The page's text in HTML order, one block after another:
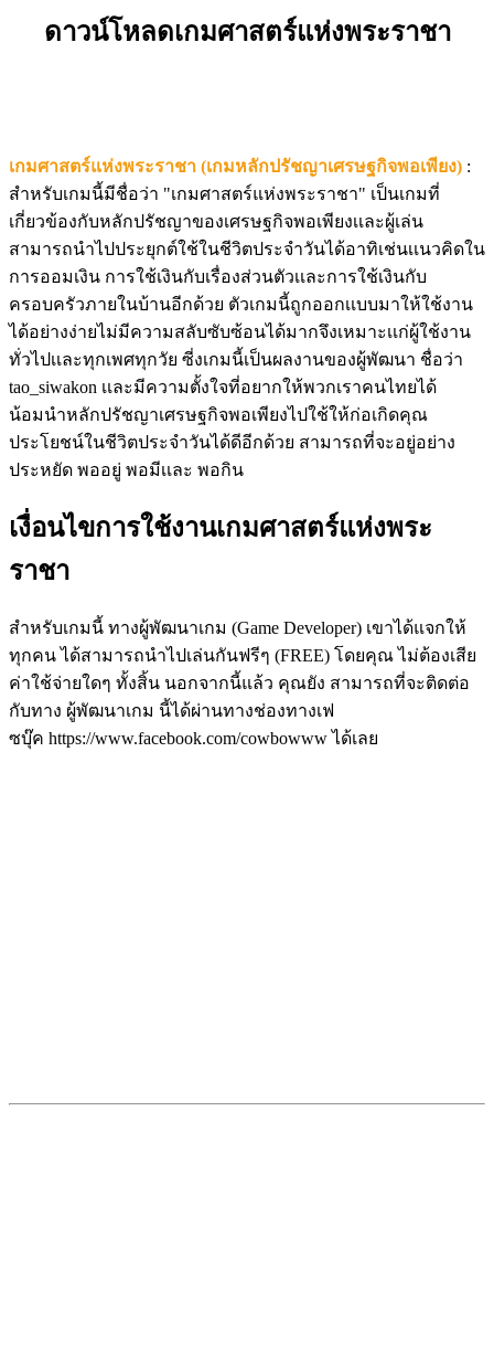
ดาวน์โหลดเกมศาสตร์แห่งพระราชา
เกมศาสตร์แห่งพระราชา (เกมหลักปรัชญาเศรษฐกิจพอเพียง) :
สำหรับเกมนี้มีชื่อว่า "เกมศาสตร์แห่งพระราชา" เป็นเกมที่
เกี่ยวข้องกับหลักปรัชญาของเศรษฐกิจพอเพียงเเละผู้เล่น
สามารถนำไปประยุกต์ใช้ในชีวิตประจำวันได้อาทิเช่นเเนวคิดใน
การออมเงิน การใช้เงินกับเรื่องส่วนตัวเเละการใช้เงินกับ
ครอบครัวภายในบ้านอีกด้วย ตัวเกมนี้ถูกออกเเบบมาให้ใช้งาน
ได้อย่างง่ายไม่มีความสลับซับซ้อนได้มากจึงเหมาะเเก่ผู้ใช้งาน
ทั่วไปเเละทุกเพศทุกวัย ซี่งเกมนี้เป็นผลงานของผู้พัฒนา ชื่อว่า
tao_siwakon เเละมีความตั้งใจที่อยากให้พวกเราคนไทยได้
น้อมนำหลักปรัชญาเศรษฐกิจพอเพียงไปใช้ให้ก่อเกิดคุณ
ประโยชน์ในชีวิตประจำวันได้ดีอีกด้วย สามารถที่จะอยู่อย่าง
ประหยัด พออยู่ พอมีเเละ พอกิน
เงื่อนไขการใช้งานเกมศาสตร์แห่งพระ
ราชา
สำหรับเกมนี้ ทางผู้พัฒนาเกม (Game Developer) เขาได้แจกให้
ทุกคน ได้สามารถนำไปเล่นกันฟรีๆ (FREE) โดยคุณ ไม่ต้องเสีย
ค่าใช้จ่ายใดๆ ทั้งสิ้น นอกจากนี้แล้ว คุณยัง สามารถที่จะติดต่อ
กับทาง ผู้พัฒนาเกม นี้ได้ผ่านทางช่องทางเฟ
ซบุ๊ค https://www.facebook.com/cowbowww ได้เลย